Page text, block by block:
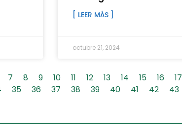
[ LEER MÁS ]
octubre 21, 2024
7 8 9 10 11 12 13 14 15 16 17
35 36 37 38 39 40 41 42 43